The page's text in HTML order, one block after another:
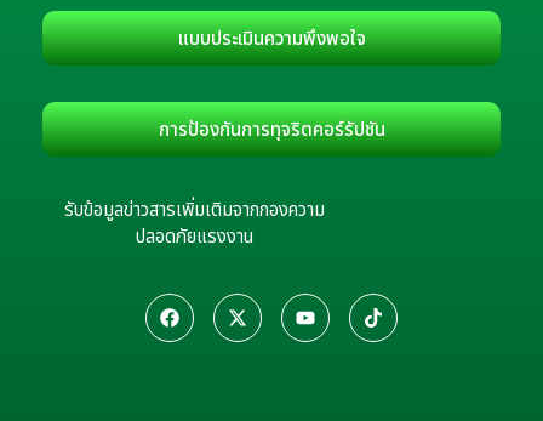
แบบประเมินความพึงพอใจ
การป้องกันการทุจริตคอร์รัปชัน
รับข้อมูลข่าวสารเพิ่มเติมจากกองความ
ปลอดภัยแรงงาน